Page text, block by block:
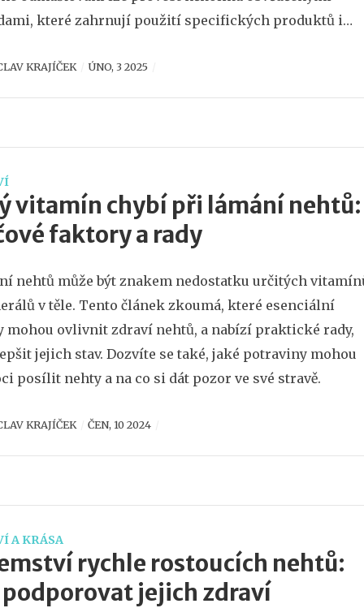
které zahrnují použití specifických produktů i
techniky a tipy, jak efektivně odstranit mastnotu z
a připravit je na aplikaci laku.
KRAJÍČEK ÚNO, 3 2025
vitamín chybí při lámání nehtů:
faktory a rady
nehtů může být znakem nedostatku určitých
v těle. Tento článek zkoumá, které esenciální
mohou ovlivnit zdraví nehtů, a nabízí praktické rady,
jejich stav. Dozvíte se také, jaké potraviny mohou
posílit nehty a na co si dát pozor ve své stravě.
KRAJÍČEK ČEN, 10 2024
A KRÁSA
rychle rostoucích nehtů:
podporovat jejich zdraví